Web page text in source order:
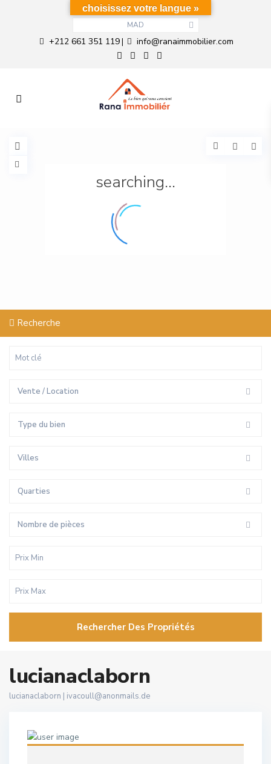
MAD
+212 661 351 119| info@ranaimmobilier.com
searching...
Recherche
Vente / Location
Type du bien
Villes
Quarties
Nombre de pièces
Rechercher Des Propriétés
lucianaclaborn
lucianaclaborn | ivacoull@anonmails.de
choisissez votre langue »